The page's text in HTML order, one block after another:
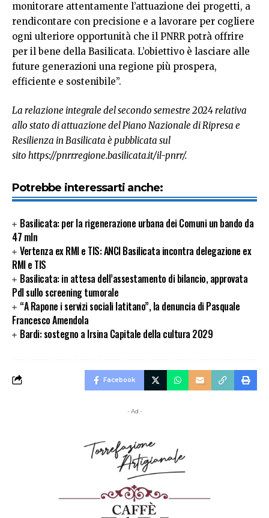
monitorare attentamente l’attuazione dei progetti, a
rendicontare con precisione e a lavorare per cogliere
ogni ulteriore opportunità che il PNRR potrà offrire
per il bene della Basilicata. L’obiettivo è lasciare alle
future generazioni una regione più prospera,
efficiente e sostenibile”.
La relazione integrale del secondo semestre 2024 relativa
allo stato di attuazione del Piano Nazionale di Ripresa e
Resilienza in Basilicata è pubblicata sul
sito https://pnrr.regione.basilicata.it/il-pnrr/.
Potrebbe interessarti anche:
Basilicata: per la rigenerazione urbana dei Comuni un bando da
47 mln
Vertenza ex RMI e TIS: ANCI Basilicata incontra delegazione ex
RMI e TIS
Basilicata: in attesa dell’assestamento di bilancio, approvata
Pdl sullo screening tumorale
“A Rapone i servizi sociali latitano”, la denuncia di Pasquale
Francesco Amendola
Bardi: sostegno a Irsina Capitale della cultura 2029
Facebook
- Ad -